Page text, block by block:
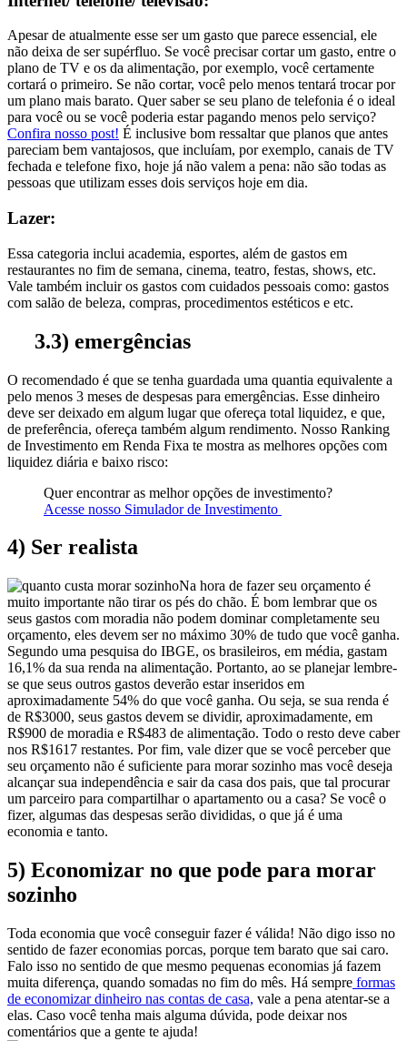
Apesar de atualmente esse ser um gasto que parece essencial, ele
não deixa de ser supérfluo. Se você precisar cortar um gasto, entre o
plano de TV e os da alimentação, por exemplo, você certamente
cortará o primeiro. Se não cortar, você pelo menos tentará trocar por
um plano mais barato. Quer saber se seu plano de telefonia é o ideal
para você ou se você poderia estar pagando menos pelo serviço?
Confira nosso post! É inclusive bom ressaltar que planos que antes
pareciam bem vantajosos, que incluíam, por exemplo, canais de TV
fechada e telefone fixo, hoje já não valem a pena: não são todas as
pessoas que utilizam esses dois serviços hoje em dia.
Lazer:
Essa categoria inclui academia, esportes, além de gastos em
restaurantes no fim de semana, cinema, teatro, festas, shows, etc.
Vale também incluir os gastos com cuidados pessoais como: gastos
com salão de beleza, compras, procedimentos estéticos e etc.
3.3) emergências
O recomendado é que se tenha guardada uma quantia equivalente a
pelo menos 3 meses de despesas para emergências. Esse dinheiro
deve ser deixado em algum lugar que ofereça total liquidez, e que,
de preferência, ofereça também algum rendimento. Nosso Ranking
de Investimento em Renda Fixa te mostra as melhores opções com
liquidez diária e baixo risco:
Quer encontrar as melhor opções de investimento?
Acesse nosso Simulador de Investimento
4) Ser realista
Na hora de fazer seu orçamento é
muito importante não tirar os pés do chão. É bom lembrar que os
seus gastos com moradia não podem dominar completamente seu
orçamento, eles devem ser no máximo 30% de tudo que você ganha.
Segundo uma pesquisa do IBGE, os brasileiros, em média, gastam
16,1% da sua renda na alimentação. Portanto, ao se planejar lembre-
se que seus outros gastos deverão estar inseridos em
aproximadamente 54% do que você ganha. Ou seja, se sua renda é
de R$3000, seus gastos devem se dividir, aproximadamente, em
R$900 de moradia e R$483 de alimentação. Todo o resto deve caber
nos R$1617 restantes. Por fim, vale dizer que se você perceber que
seu orçamento não é suficiente para morar sozinho mas você deseja
alcançar sua independência e sair da casa dos pais, que tal procurar
um parceiro para compartilhar o apartamento ou a casa? Se você o
fizer, algumas das despesas serão divididas, o que já é uma
economia e tanto.
5) Economizar no que pode para morar
sozinho
Toda economia que você conseguir fazer é válida! Não digo isso no
sentido de fazer economias porcas, porque tem barato que sai caro.
Falo isso no sentido de que mesmo pequenas economias já fazem
muita diferença, quando somadas no fim do mês. Há sempre formas
de economizar dinheiro nas contas de casa, vale a pena atentar-se a
elas. Caso você tenha mais alguma dúvida, pode deixar nos
comentários que a gente te ajuda!